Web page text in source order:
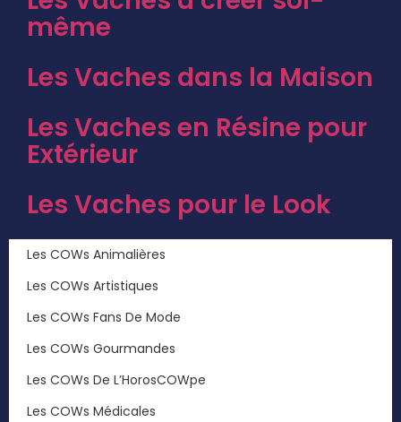
même
Les Vaches dans la Maison
Les Vaches en Résine pour
Extérieur
Les Vaches pour le Look
Les COWs Animalières
Les COWs Artistiques
Les COWs Fans De Mode
Les COWs Gourmandes
Les COWs De L’HorosCOWpe
Les COWs Médicales